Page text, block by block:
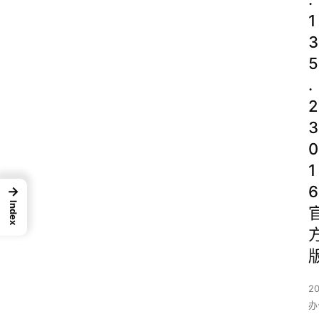
1
3
5
.
2
3
0
1
6
→
Index